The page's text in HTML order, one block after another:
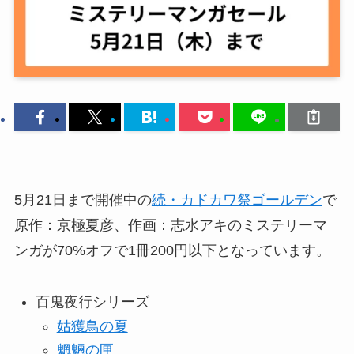
5月21日まで開催中の続・カドカワ祭ゴールデンで
原作：京極夏彦、作画：志水アキのミステリーマ
ンガが70%オフで1冊200円以下となっています。
百鬼夜行シリーズ
姑獲鳥の夏
魍魎の匣